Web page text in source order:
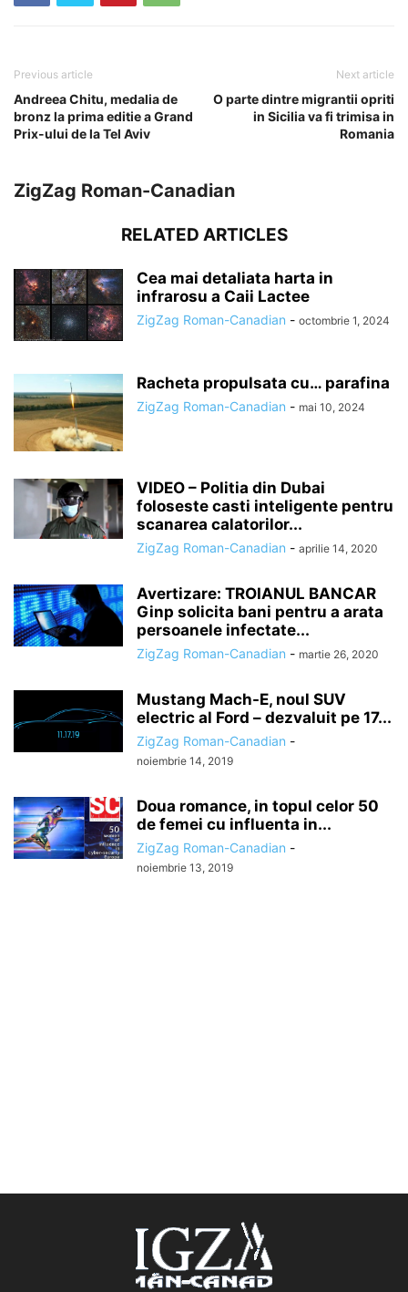
Previous article
Andreea Chitu, medalia de
bronz la prima editie a Grand
Prix-ului de la Tel Aviv
Next article
O parte dintre migrantii opriti
in Sicilia va fi trimisa in
Romania
ZigZag Roman-Canadian
RELATED ARTICLES
Cea mai detaliata harta in
infrarosu a Caii Lactee
ZigZag Roman-Canadian - octombrie 1, 2024
Racheta propulsata cu… parafina
ZigZag Roman-Canadian - mai 10, 2024
VIDEO – Politia din Dubai
foloseste casti inteligente pentru
scanarea calatorilor...
ZigZag Roman-Canadian - aprilie 14, 2020
Avertizare: TROIANUL BANCAR
Ginp solicita bani pentru a arata
persoanele infectate...
ZigZag Roman-Canadian - martie 26, 2020
Mustang Mach-E, noul SUV
electric al Ford – dezvaluit pe 17...
ZigZag Roman-Canadian -
noiembrie 14, 2019
Doua romance, in topul celor 50
de femei cu influenta in...
ZigZag Roman-Canadian -
noiembrie 13, 2019